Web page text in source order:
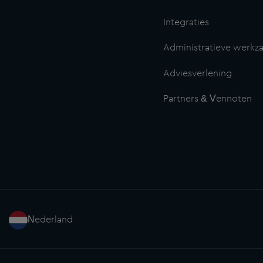
Integraties
Administratieve
Adviesverlening
Partners & Vennoten
Nederland